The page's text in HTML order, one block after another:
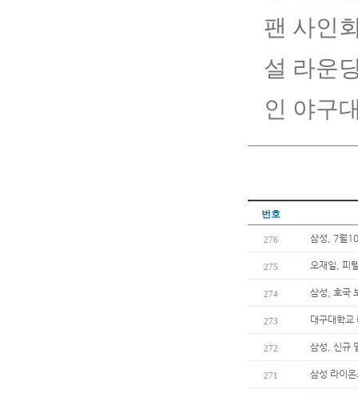
팬 사인
설 라운
인 야구
번호
276 삼성, 7월10
275 오재일, 피
274 삼성, 호국
273 대구대학교
272 삼성, 신규
271 삼성 라이